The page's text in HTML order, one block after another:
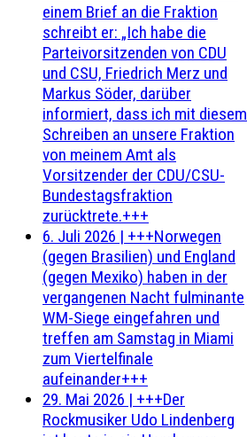
einem Brief an die Fraktion
schreibt er: „Ich habe die
Parteivorsitzenden von CDU
und CSU, Friedrich Merz und
Markus Söder, darüber
informiert, dass ich mit diesem
Schreiben an unsere Fraktion
von meinem Amt als
Vorsitzender der CDU/CSU-
Bundestagsfraktion
zurücktrete.+++
6. Juli 2026 | +++Norwegen
(gegen Brasilien) und England
(gegen Mexiko) haben in der
vergangenen Nacht fulminante
WM-Siege eingefahren und
treffen am Samstag in Miami
zum Viertelfinale
aufeinander+++
29. Mai 2026 | +++Der
Rockmusiker Udo Lindenberg